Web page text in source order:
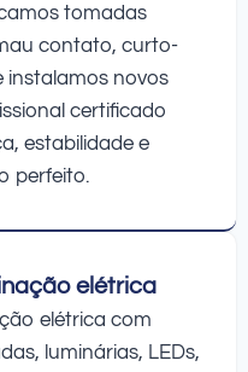
tomadas
contato, curto-
instalamos novos
certificado
estabilidade e
perfeito.
elétrica
elétrica com
luminárias, LEDs,